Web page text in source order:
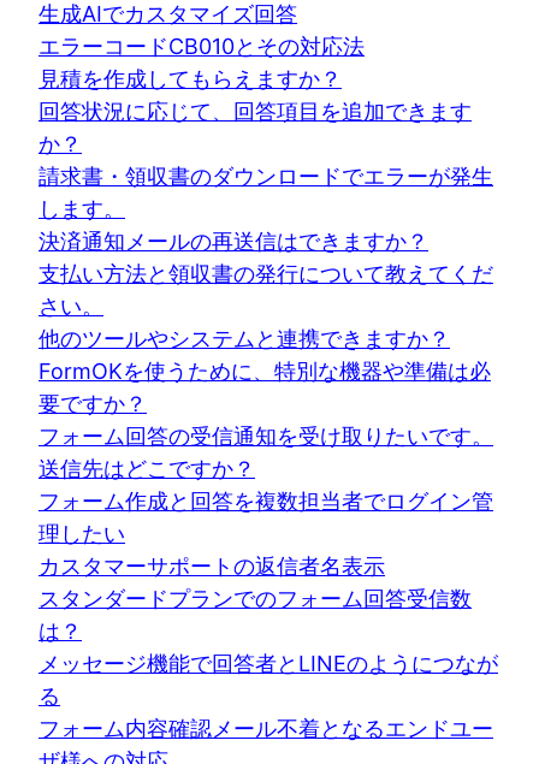
生成AIでカスタマイズ回答
エラーコードCB010とその対応法
見積を作成してもらえますか？
回答状況に応じて、回答項目を追加できます
か？
請求書・領収書のダウンロードでエラーが発生
します。
決済通知メールの再送信はできますか？
支払い方法と領収書の発行について教えてくだ
さい。
他のツールやシステムと連携できますか？
FormOKを使うために、特別な機器や準備は必
要ですか？
フォーム回答の受信通知を受け取りたいです。
送信先はどこですか？
フォーム作成と回答を複数担当者でログイン管
理したい
カスタマーサポートの返信者名表示
スタンダードプランでのフォーム回答受信数
は？
メッセージ機能で回答者とLINEのようにつなが
る
フォーム内容確認メール不着となるエンドユー